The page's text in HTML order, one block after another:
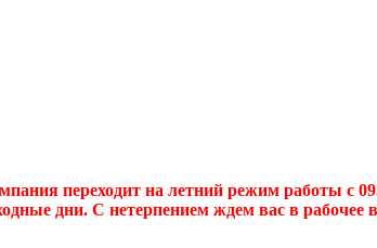
переходит на летний режим работы с
дни. С нетерпением ждем вас в рабочее